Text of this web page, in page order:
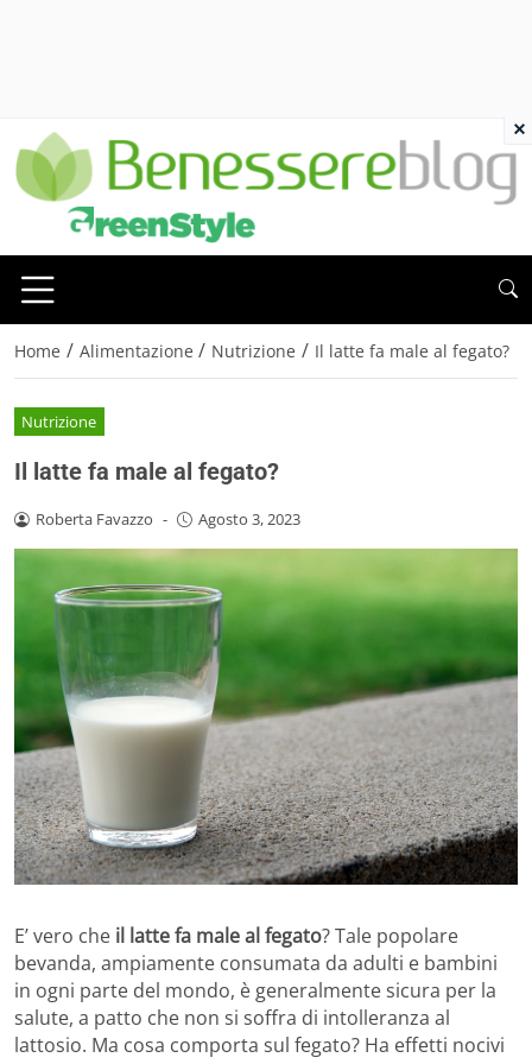
Home / Alimentazione / Nutrizione / Il latte fa male al fegato?
Nutrizione
Il latte fa male al fegato?
Roberta Favazzo - Agosto 3, 2023
E’ vero che il latte fa male al fegato? Tale popolare
bevanda, ampiamente consumata da adulti e bambini
in ogni parte del mondo, è generalmente sicura per la
salute, a patto che non si soffra di intolleranza al
lattosio. Ma cosa comporta sul fegato? Ha effetti nocivi
×